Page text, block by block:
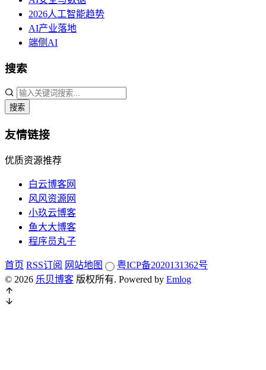
2026人工智能趋势
AI产业落地
端侧AI
搜索
搜索
友情链接
优质资源推荐
白云博客网
风风资源网
小玖云博客
鱼大大博客
程序员丸子
首页 RSS订阅 网站地图
粤ICP备2020131362号
© 2026 乐贝博客 版权所有. Powered by Emlog